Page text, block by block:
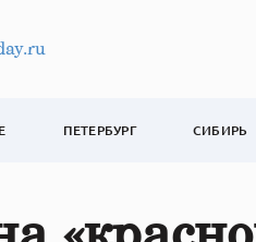
ПЕТЕРБУРГ СИБИРЬ